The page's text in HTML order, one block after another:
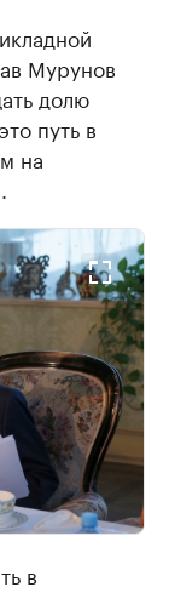
Мурунов
долю
путь в
на
в